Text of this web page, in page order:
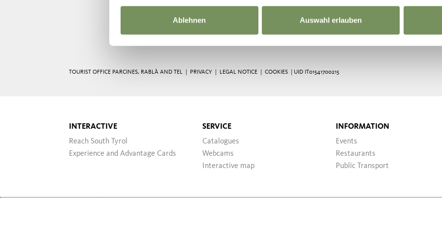
Ablehnen Auswahl erlauben
TOURIST OFFICE PARCINES, RABLÀ AND TEL | PRIVACY LEGAL NOTICE COOKIES | UID IT01541700215
INTERACTIVE
Reach South Tyrol
Experience and Advantage Cards
SERVICE
Catalogues
Webcams
Interactive map
INFORMATION
Events
Restaurants
Public Transport